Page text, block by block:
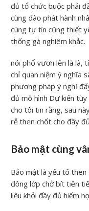
đủ tổ chức buộc phải
cùng đào phát hành
cùng tự tín cũng thiết
thống gà nghiêm khắc.
nói phổ vươn lên là là,
chỉ quan niệm ý nghĩa
phương pháp ý nghĩ
đủ mô hình Dự kiến tùy
cho tôi tin rằng, sau
rễ then chốt cho đầy
Bảo mật cùng
Bảo mật là yếu tố
đông lớp chở bít tiên
liệu khỏi đầy đủ hiểm